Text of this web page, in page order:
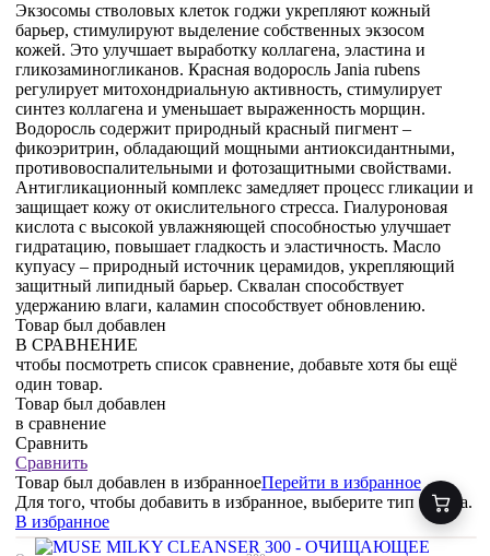
Экзосомы стволовых клеток годжи укрепляют кожный
барьер, стимулируют выделение собственных экзосом
кожей. Это улучшает выработку коллагена, эластина и
гликозаминогликанов. Красная водоросль Jania rubens
регулирует митохондриальную активность, стимулирует
синтез коллагена и уменьшает выраженность морщин.
Водоросль содержит природный красный пигмент –
фикоэритрин, обладающий мощными антиоксидантными,
противовоспалительными и фотозащитными свойствами.
Антигликационный комплекс замедляет процесс гликации и
защищает кожу от окислительного стресса. Гиалуроновая
кислота с высокой увлажняющей способностью улучшает
гидратацию, повышает гладкость и эластичность. Масло
купуасу – природный источник церамидов, укрепляющий
защитный липидный барьер. Сквалан способствует
удержанию влаги, каламин способствует обновлению.
Товар был добавлен
В СРАВНЕНИЕ
чтобы посмотреть список сравнение, добавьте хотя бы ещё
один товар.
Товар был добавлен
в сравнение
Сравнить
Сравнить
Товар был добавлен в избранноеПерейти в избранное
Для того, чтобы добавить в избранное, выберите тип товара.
В избранное